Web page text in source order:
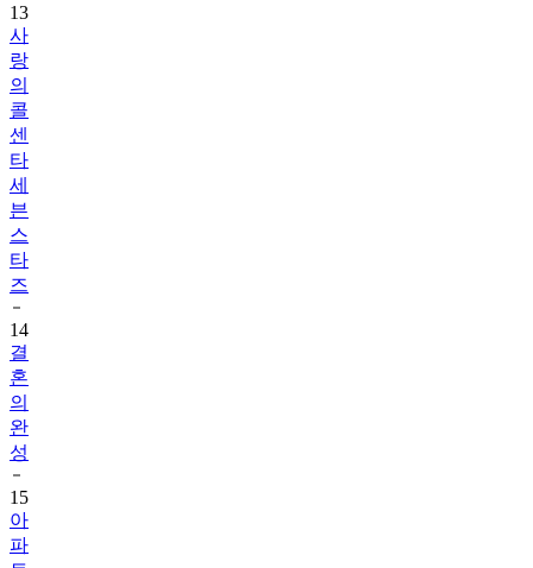
13
사
랑
의
콜
센
타
세
븐
스
타
즈
14
결
혼
의
완
성
15
아
파